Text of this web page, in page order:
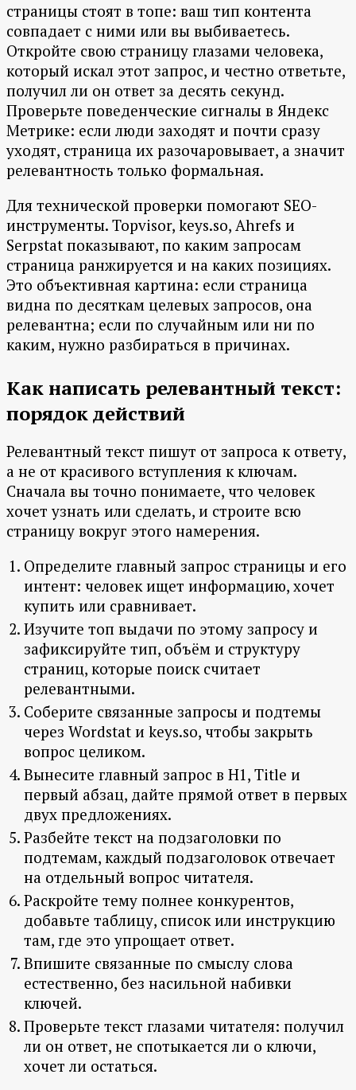
страницы стоят в топе: ваш тип контента
совпадает с ними или вы выбиваетесь.
Откройте свою страницу глазами человека,
который искал этот запрос, и честно ответьте,
получил ли он ответ за десять секунд.
Проверьте поведенческие сигналы в Яндекс
Метрике: если люди заходят и почти сразу
уходят, страница их разочаровывает, а значит
релевантность только формальная.
Для технической проверки помогают SEO-
инструменты. Topvisor, keys.so, Ahrefs и
Serpstat показывают, по каким запросам
страница ранжируется и на каких позициях.
Это объективная картина: если страница
видна по десяткам целевых запросов, она
релевантна; если по случайным или ни по
каким, нужно разбираться в причинах.
Как написать релевантный текст:
порядок действий
Релевантный текст пишут от запроса к ответу,
а не от красивого вступления к ключам.
Сначала вы точно понимаете, что человек
хочет узнать или сделать, и строите всю
страницу вокруг этого намерения.
Определите главный запрос страницы и его
интент: человек ищет информацию, хочет
купить или сравнивает.
Изучите топ выдачи по этому запросу и
зафиксируйте тип, объём и структуру
страниц, которые поиск считает
релевантными.
Соберите связанные запросы и подтемы
через Wordstat и keys.so, чтобы закрыть
вопрос целиком.
Вынесите главный запрос в H1, Title и
первый абзац, дайте прямой ответ в первых
двух предложениях.
Разбейте текст на подзаголовки по
подтемам, каждый подзаголовок отвечает
на отдельный вопрос читателя.
Раскройте тему полнее конкурентов,
добавьте таблицу, список или инструкцию
там, где это упрощает ответ.
Впишите связанные по смыслу слова
естественно, без насильной набивки
ключей.
Проверьте текст глазами читателя: получил
ли он ответ, не спотыкается ли о ключи,
хочет ли остаться.